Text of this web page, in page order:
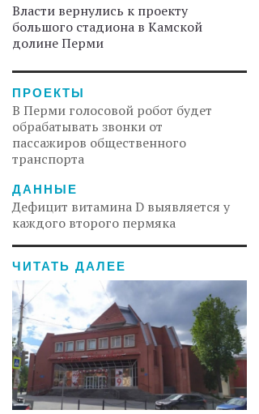
Власти вернулись к проекту
большого стадиона в Камской
долине Перми
ПРОЕКТЫ
В Перми голосовой робот будет
обрабатывать звонки от
пассажиров общественного
транспорта
ДАННЫЕ
Дефицит витамина D выявляется у
каждого второго пермяка
ЧИТАТЬ ДАЛЕЕ